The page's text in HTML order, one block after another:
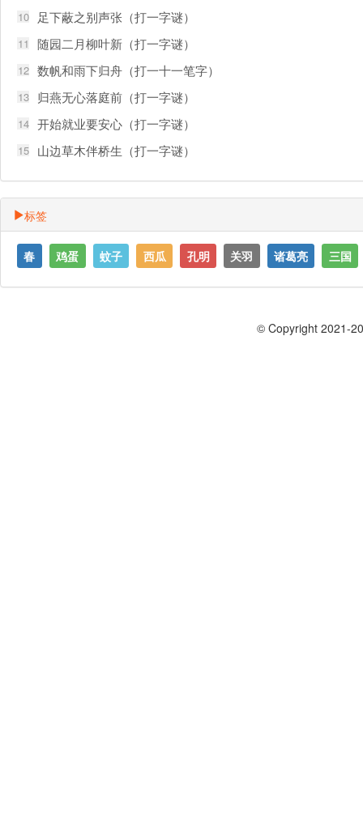
10 足下蔽之别声张（打一字谜）
11 随园二月柳叶新（打一字谜）
12 数帆和雨下归舟（打一十一笔字）
13 归燕无心落庭前（打一字谜）
14 开始就业要安心（打一字谜）
15 山边草木伴桥生（打一字谜）
标签
春 鸡蛋 蚊子 西瓜 孔明 关羽 诸葛亮 三国
© Copyright 2021-